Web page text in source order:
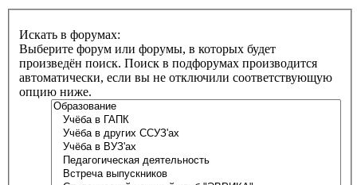
Искать в форумах:
Выберите форум или форумы, в которых будет
произведён поиск. Поиск в подфорумах производится
автоматически, если вы не отключили соответствующую
опцию ниже.